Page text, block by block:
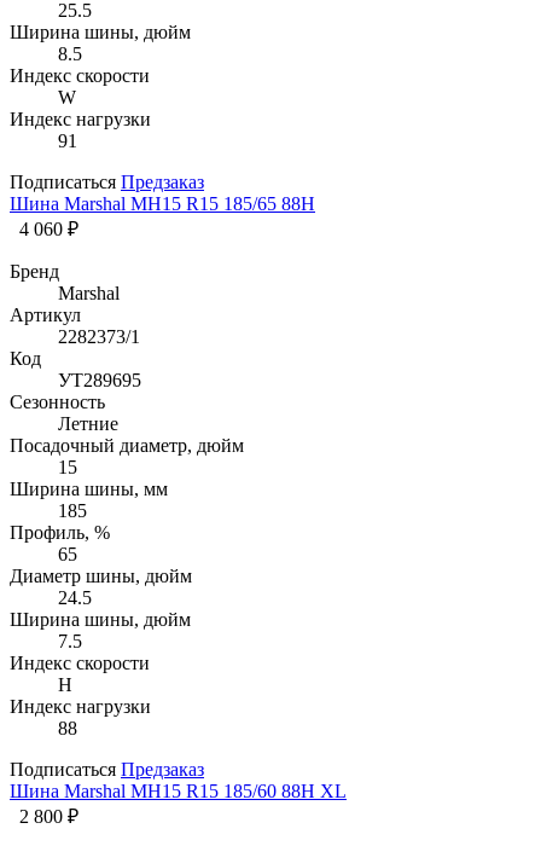
25.5
Ширина шины, дюйм
8.5
Индекс скорости
W
Индекс нагрузки
91
Подписаться Предзаказ
Шина Marshal MH15 R15 185/65 88H
4 060 ₽
Бренд
Marshal
Артикул
2282373/1
Код
УТ289695
Сезонность
Летние
Посадочный диаметр, дюйм
15
Ширина шины, мм
185
Профиль, %
65
Диаметр шины, дюйм
24.5
Ширина шины, дюйм
7.5
Индекс скорости
H
Индекс нагрузки
88
Подписаться Предзаказ
Шина Marshal MH15 R15 185/60 88H XL
2 800 ₽